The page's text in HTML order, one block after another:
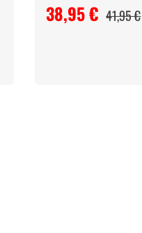
38,95 € 41,95 €